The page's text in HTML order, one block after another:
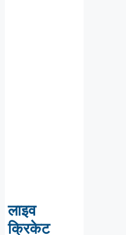
लाइव
क्रिकेट